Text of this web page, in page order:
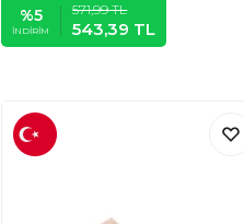
%5
İNDIRIM
571,99TL
543,39 TL